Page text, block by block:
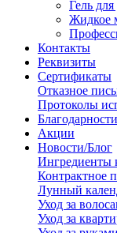
Гель
Жидкое
Контакты
Реквизиты
Сертификаты
Отказное
Протоколы
Благодарности
Акции
Новости/Блог
Ингредиенты
Контрактное
Лунный
Уход за
Уход за